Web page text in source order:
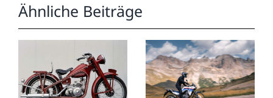
Ähnliche Beiträge